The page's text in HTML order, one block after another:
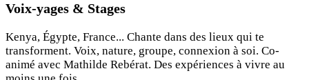
Voix-yages & Stages
Kenya, Égypte, France... Chante dans des lieux qui te
transforment. Voix, nature, groupe, connexion à soi. Co-
animé avec Mathilde Rebérat. Des expériences à vivre au